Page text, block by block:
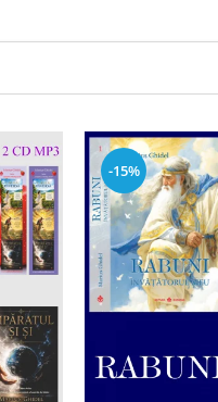
-15%